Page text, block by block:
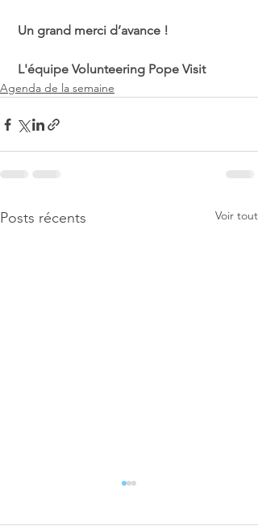
Un grand merci d’avance !
L'équipe Volunteering Pope Visit
Agenda de la semaine
Posts récents Voir tout